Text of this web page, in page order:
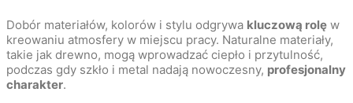
Dobór materiałów, kolorów i stylu odgrywa kluczową rolę w
kreowaniu atmosfery w miejscu pracy. Naturalne materiały,
takie jak drewno, mogą wprowadzać ciepło i przytulność,
podczas gdy szkło i metal nadają nowoczesny, profesjonalny
charakter.